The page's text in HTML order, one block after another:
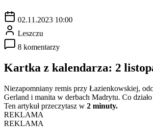
02.11.2023 10:00
Leszczu
8 komentarzy
Kartka z kalendarza: 2
Niezapomniany remis przy Łazienkowskiej,
Gerland i manita w derbach Madrytu. Co
Ten artykuł przeczytasz w 2 minuty.
REKLAMA
REKLAMA